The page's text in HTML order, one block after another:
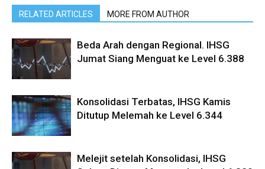
RELATED ARTICLES MORE FROM AUTHOR
Beda Arah dengan Regional. IHSG
Jumat Siang Menguat ke Level 6.388
Konsolidasi Terbatas, IHSG Kamis
Ditutup Melemah ke Level 6.344
Melejit setelah Konsolidasi, IHSG